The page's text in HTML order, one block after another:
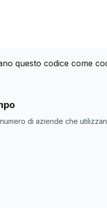
questo codice come
di aziende che
Numero aziende